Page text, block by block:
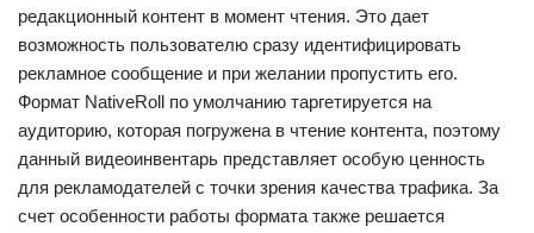
редакционный контент в момент чтения. Это дает
возможность пользователю сразу идентифицировать
рекламное сообщение и при желании пропустить его.
Формат NativeRoll по умолчанию таргетируется на
аудиторию, которая погружена в чтение контента, поэтому
данный видеоинвентарь представляет особую ценность
для рекламодателей с точки зрения качества трафика. За
счет особенности работы формата также решается